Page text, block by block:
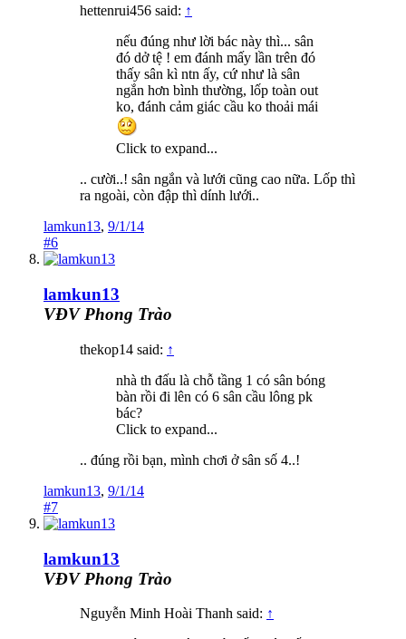
hettenrui456 said: ↑
nếu đúng như lời bác này thì... sân
đó dở tệ ! em đánh mấy lần trên đó
thấy sân kì ntn ấy, cứ như là sân
ngắn hơn bình thường, lốp toàn out
ko, đánh cảm giác cầu ko thoải mái
Click to expand...
.. cười..! sân ngắn và lưới cũng cao nữa. Lốp thì
ra ngoài, còn đập thì dính lưới..
lamkun13, 9/1/14
#6
lamkun13
VĐV Phong Trào
thekop14 said: ↑
nhà th đấu là chỗ tầng 1 có sân bóng
bàn rồi đi lên có 6 sân cầu lông pk
bác?
Click to expand...
.. đúng rồi bạn, mình chơi ở sân số 4..!
lamkun13, 9/1/14
#7
lamkun13
VĐV Phong Trào
Nguyễn Minh Hoài Thanh said: ↑